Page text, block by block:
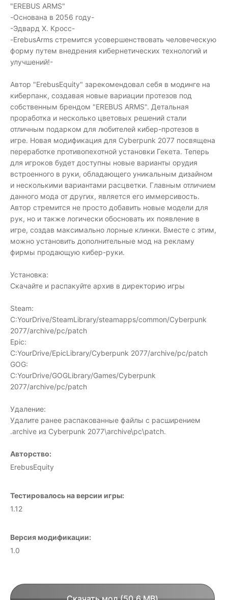
"EREBUS ARMS"
-Основана в 2056 году-
-Эдвард Х. Кросс-
-ErebusArms стремится усовершенствовать человеческую
форму путем внедрения кибернетических технологий и
улучшений!-
Автор "ErebusEquity" зарекомендовал себя в модинге на
киберпанк, создавая новые вариации протезов под
собственным брендом "EREBUS ARMS". Детальная
проработка и несколько цветовых решений стали
отличным подарком для любителей кибер-протезов в
игре. Новая модификация для Cyberpunk 2077 посвящена
переработке противопехотной установки Гекета. Теперь
для игроков будет доступны новые варианты орудия
встроенного в руки, обладающего уникальным дизайном
и несколькими вариантами расцветки. Главным отличием
данного мода от других, является его иммерсивость.
Автор стремится не просто добавить новые модели для
рук, но и также логически обосновать их появление в
игре, создав максимально лорные клинки. Вместе с этим,
можно установить дополнительные мод на рекламу
фирмы продающую кибер-руки.
Установка:
Скачайте и распакуйте архив в директорию игры
Steam:
C:YourDrive/SteamLibrary/steamapps/common/Cyberpunk
2077/archive/pc/patch
Epic:
C:YourDrive/EpicLibrary/Cyberpunk 2077/archive/pc/patch
GOG:
C:YourDrive/GOGLibrary/Games/Cyberpunk
2077/archive/pc/patch
Удаление:
Удалите ранее распакованные файлы с расширением
.archive из Cyberpunk 2077\archive\pc\patch.
Авторство:
ErebusEquity
Тестировалось на версии игры:
1.12
Версия модификации:
1.0